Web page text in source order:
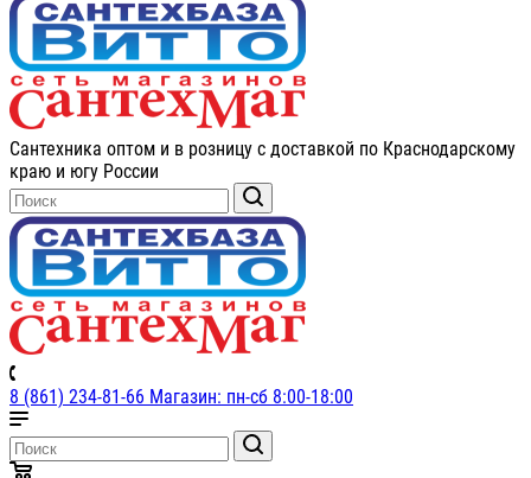
Сантехника оптом и в розницу с доставкой по Краснодарскому
краю и югу России
8 (861) 234-81-66 Магазин: пн-сб 8:00-18:00